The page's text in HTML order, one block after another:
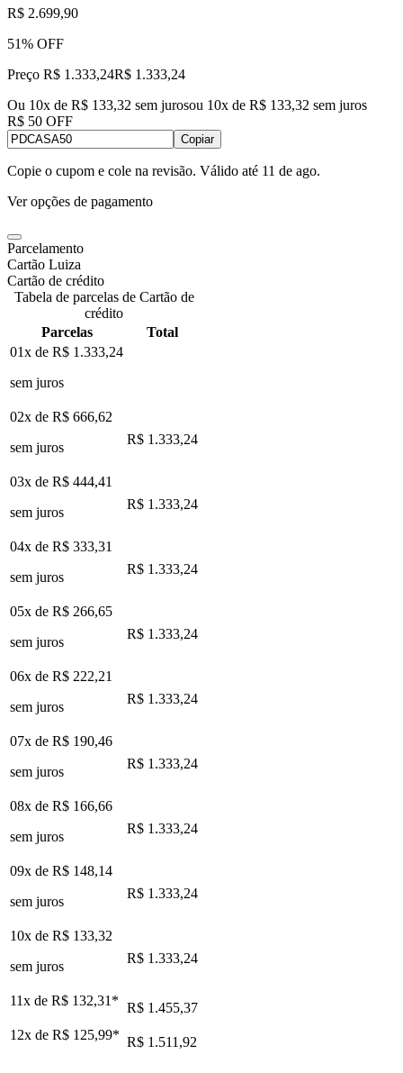
R$ 2.699,90
51% OFF
Preço R$ 1.333,24R$ 1.333,24
Ou 10x de R$ 133,32 sem jurosou 10x de R$ 133,32 sem juros
R$ 50 OFF
Copiar
Copie o cupom e cole na revisão. Válido até 11 de ago.
Ver opções de pagamento
Parcelamento
Cartão Luiza
Cartão de crédito
Tabela de parcelas de Cartão de
crédito
Parcelas
Total
01x de R$ 1.333,24
sem juros
02x de R$ 666,62
sem juros
R$ 1.333,24
03x de R$ 444,41
sem juros
R$ 1.333,24
04x de R$ 333,31
sem juros
R$ 1.333,24
05x de R$ 266,65
sem juros
R$ 1.333,24
06x de R$ 222,21
sem juros
R$ 1.333,24
07x de R$ 190,46
sem juros
R$ 1.333,24
08x de R$ 166,66
sem juros
R$ 1.333,24
09x de R$ 148,14
sem juros
R$ 1.333,24
10x de R$ 133,32
sem juros
R$ 1.333,24
11x de R$ 132,31 * R$ 1.455,37
12x de R$ 125,99* R$ 1.511,92